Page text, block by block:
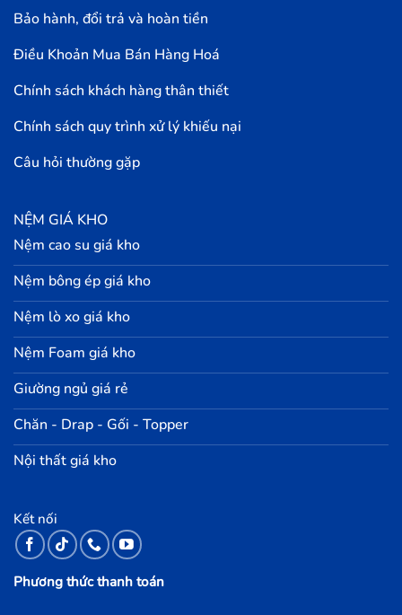
Bảo hành, đổi trả và hoàn tiền
Điều Khoản Mua Bán Hàng Hoá
Chính sách khách hàng thân thiết
Chính sách quy trình xử lý khiếu nại
Câu hỏi thường gặp
NỆM GIÁ KHO
Nệm cao su giá kho
Nệm bông ép giá kho
Nệm lò xo giá kho
Nệm Foam giá kho
Giường ngủ giá rẻ
Chăn - Drap - Gối - Topper
Nội thất giá kho
Kết nối
Phương thức thanh toán